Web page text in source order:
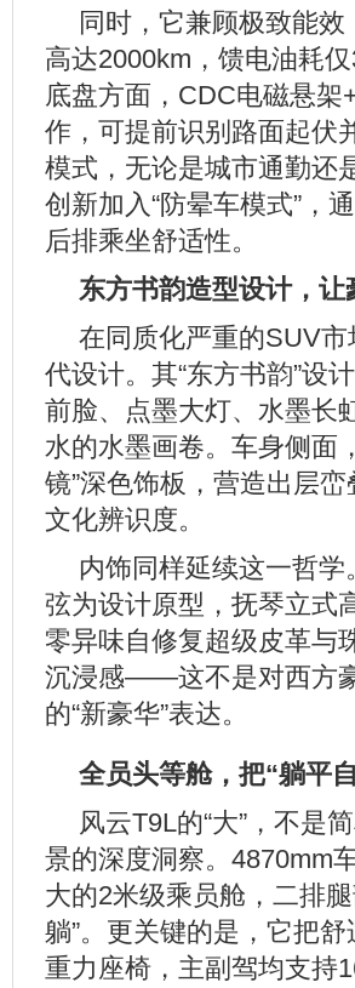
同时，它兼顾极致能
高达2000km，馈电油耗
底盘方面，CDC电磁悬
作，可提前识别路面起伏
模式，无论是城市通勤还
创新加入“防晕车模式”，
后排乘坐舒适性。
东方书韵造型设计，
在同质化严重的SUV
代设计。其“东方书韵”设
前脸、点墨大灯、水墨长
水的水墨画卷。车身侧面
镜”深色饰板，营造出层
文化辨识度。
内饰同样延续这一哲
弦为设计原型，抚琴立式
零异味自修复超级皮革与
沉浸感——这不是对西方
的“新豪华”表达。
全员头等舱，把“躺平
风云T9L的“大”，不是
景的深度洞察。4870mm
大的2米级乘员舱，二排
躺”。更关键的是，它把
重力座椅，主副驾均支持